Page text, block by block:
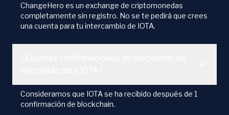
ChangeHero es un exchange de criptomonedas
completamente sin registro. No se te pedirá que crees
una cuenta para tu intercambio de IOTA.
Consideramos que IOTA se ha recibido después de 1
confirmación de blockchain.